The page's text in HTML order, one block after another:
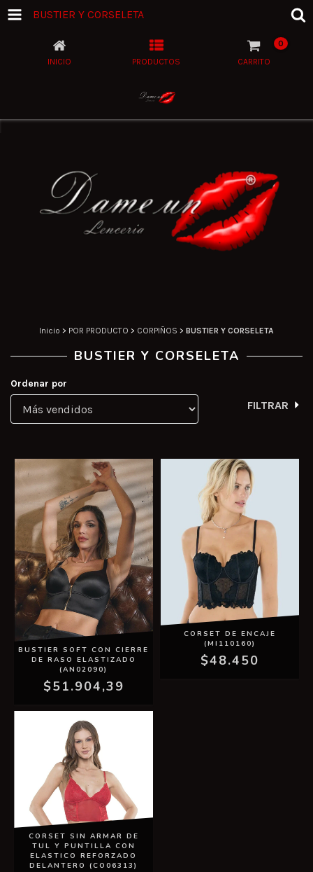
BUSTIER Y CORSELETA
INICIO PRODUCTOS CARRITO
0
Inicio > POR PRODUCTO > CORPIÑOS > BUSTIER Y CORSELETA
BUSTIER Y CORSELETA
Ordenar por
FILTRAR
BUSTIER SOFT CON CIERRE
DE RASO ELASTIZADO
(AN02090)
$51.904,39
CORSET DE ENCAJE
(MI110160)
$48.450
CORSET SIN ARMAR DE
TUL Y PUNTILLA CON
ELASTICO REFORZADO
DELANTERO (CO06313)